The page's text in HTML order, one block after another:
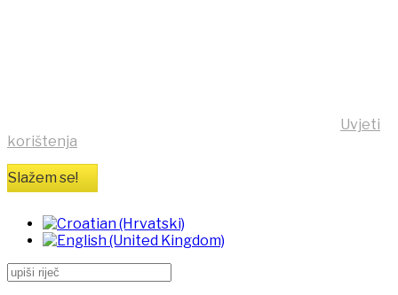
Uvjeti
korištenja
Slažem se!